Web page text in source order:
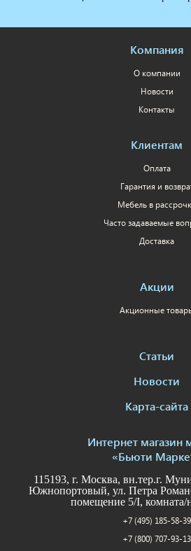
Компания
О компании
Новости
Контакты
Клиентам
Оплата
Гарантия и
Мебель в
Часто задаваемые
Доставка
Акции
Акционные
Статьи
Новости
Карта-сайта
Интернет магазин
«Бьюти
115193, г. Москва, вн.тер.г.
Южнопортовый, ул. Петра
помещение 5/I, комната/
+7 (495) 185-58-39
+7 (800) 707-93-13